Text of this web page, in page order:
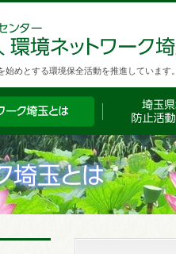
始めとする環境保全活動を推進しています